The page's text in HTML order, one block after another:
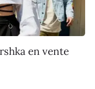
en vente